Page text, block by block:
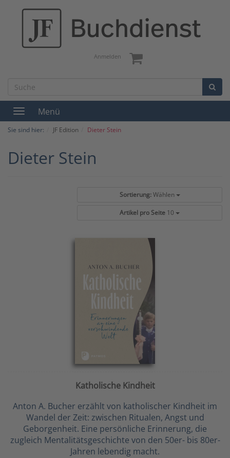
Anmelden
Toggle
navigation
Menü
Sie sind hier: JF Edition Dieter Stein
Dieter Stein
Sortierung: Wählen
Artikel pro Seite 10
Katholische Kindheit
Anton A. Bucher erzählt von katholischer Kindheit im
Wandel der Zeit: zwischen Ritualen, Angst und
Geborgenheit. Eine persönliche Erinnerung, die
zugleich Mentalitätsgeschichte von den 50er- bis 80er-
Jahren lebendig macht.